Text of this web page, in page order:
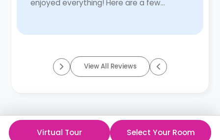
enjoyed everything! Here are a few
View All Reviews
Select Your Room
Virtual Tour